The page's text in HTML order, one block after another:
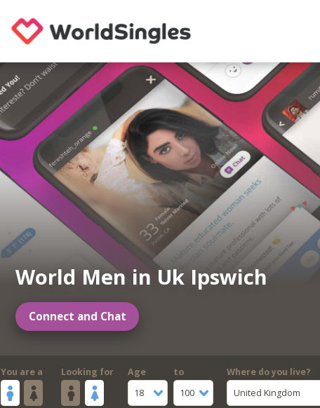
World Men in Uk Ipswich
Connect and Chat
You are a Looking for
Age
18
to
100
Where do you live?
United Kingdom